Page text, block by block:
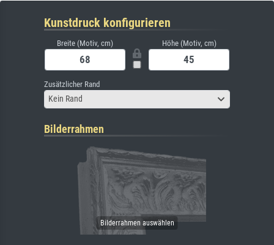
Kunstdruck konfigurieren
Breite (Motiv, cm) Höhe (Motiv, cm)
Zusätzlicher Rand
Kein Rand
Bilderrahmen